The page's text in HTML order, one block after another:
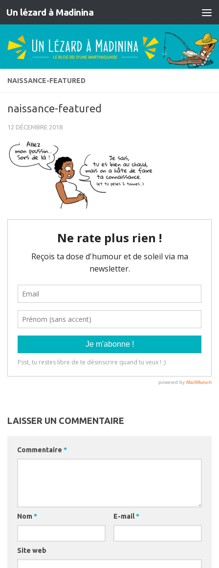
Skip to content
Un lézard à Madinina
NAISSANCE-FEATURED
naissance-featured
12 DÉCEMBRE 2018
LAISSER UN COMMENTAIRE
Commentaire *
Nom * E-mail*
Site web